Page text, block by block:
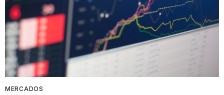
MERCADOS